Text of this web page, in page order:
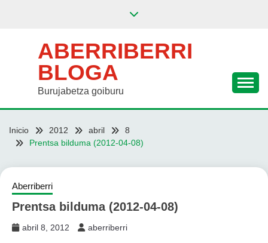
ABERRIBERRI
BLOGA
Burujabetza goiburu
Inicio 2012 abril
8
Prentsa bilduma (2012-04-08)
Aberriberri
Prentsa bilduma (2012-04-08)
abril 8, 2012 aberriberri